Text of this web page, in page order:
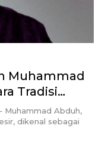
Muhammad
Tradisi
Indonesia
Muhammad Abduh,
dikenal sebagai